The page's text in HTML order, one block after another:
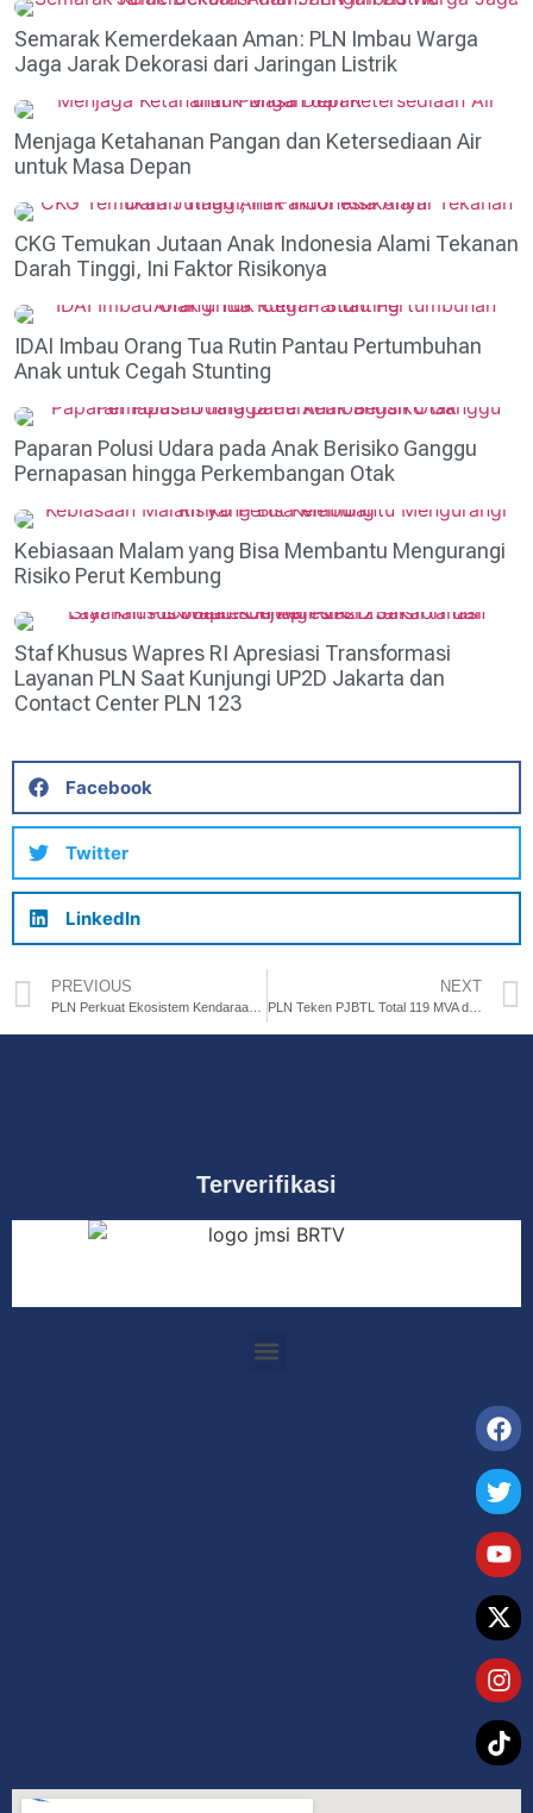
Semarak Kemerdekaan Aman: PLN Imbau Warga
Jaga Jarak Dekorasi dari Jaringan Listrik
Menjaga Ketahanan Pangan dan Ketersediaan Air
untuk Masa Depan
CKG Temukan Jutaan Anak Indonesia Alami Tekanan
Darah Tinggi, Ini Faktor Risikonya
IDAI Imbau Orang Tua Rutin Pantau Pertumbuhan
Anak untuk Cegah Stunting
Paparan Polusi Udara pada Anak Berisiko Ganggu
Pernapasan hingga Perkembangan Otak
Kebiasaan Malam yang Bisa Membantu Mengurangi
Risiko Perut Kembung
Staf Khusus Wapres RI Apresiasi Transformasi
Layanan PLN Saat Kunjungi UP2D Jakarta dan
Contact Center PLN 123
Facebook
Twitter
LinkedIn
PREVIOUS NEXT
Terverifikasi